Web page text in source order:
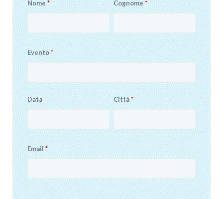
Nome * Cognome*
Evento*
Data Città*
Email *